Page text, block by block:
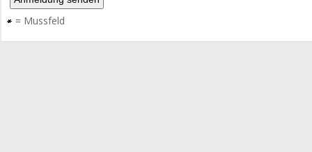
= Mussfeld